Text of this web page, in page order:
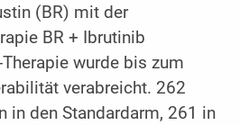
(BR) mit der
BR + Ibrutinib
wurde bis zum
verabreicht. 262
in den Standardarm, 261 in